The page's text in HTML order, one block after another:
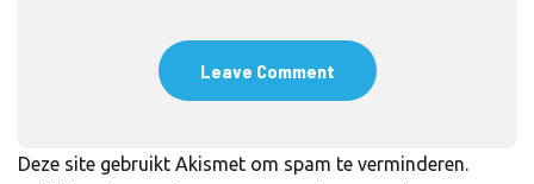
Deze site gebruikt Akismet om spam te verminderen.